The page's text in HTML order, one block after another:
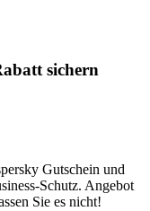
sichern
Gutschein und
Schutz. Angebot
Sie es nicht!